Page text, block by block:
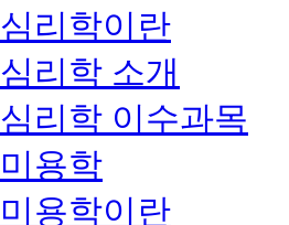
심리학이란
심리학 소개
심리학 이수과목
미용학
미용학이란